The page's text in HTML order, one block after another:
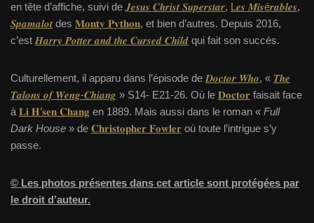
en tête d’affiche, suivi de𝑱𝒆𝒔𝒖𝒔 𝑪𝒉𝒓𝒊𝒔𝒕 𝑺𝒖𝒑𝒆𝒓𝒔𝒕𝒂𝒓, L𝒆𝒔 𝑴𝒊𝒔é𝒓𝒂𝒃𝒍𝒆𝒔,
𝑺𝒑𝒂𝒎𝒂𝒍𝒐𝒕 des 𝐌𝐨𝐧𝐭𝐲 𝐏𝐲𝐭𝐡𝐨𝐧, et bien d’autres. Depuis 2016,
c’est 𝑯𝒂𝒓𝒓𝒚 𝑷𝒐𝒕𝒕𝒆𝒓 𝒂𝒏𝒅 𝒕𝒉𝒆 𝑪𝒖𝒓𝒔𝒆𝒅 𝑪𝒉𝒊𝒍𝒅 qui fait son succès.
Culturellement, il apparu dans l’épisode de 𝑫𝒐𝒄𝒕𝒐𝒓 𝑾𝒉𝒐, « 𝑻𝒉𝒆
𝑻𝒂𝒍𝒐𝒏𝒔 𝒐𝒇 𝑾𝒆𝒏𝒈-𝑪𝒉𝒊𝒂𝒏𝒈 » S14- E21-26. Où le 𝐃𝐨𝐜𝐭𝐨𝐫 faisait face
à𝐋𝐢 𝐇’𝐬𝐞𝐧 𝐂𝐡𝐚𝐧𝐠 en 1889. Mais aussi dans le roman « Full
Dark House » de 𝐂𝐡𝐫𝐢𝐬𝐭𝐨𝐩𝐡𝐞𝐫 𝐅𝐨𝐰𝐥𝐞𝐫 où toute l’intrigue s’y
passe.
© Les photos présentes dans cet article sont protégées par
le droit d’auteur.